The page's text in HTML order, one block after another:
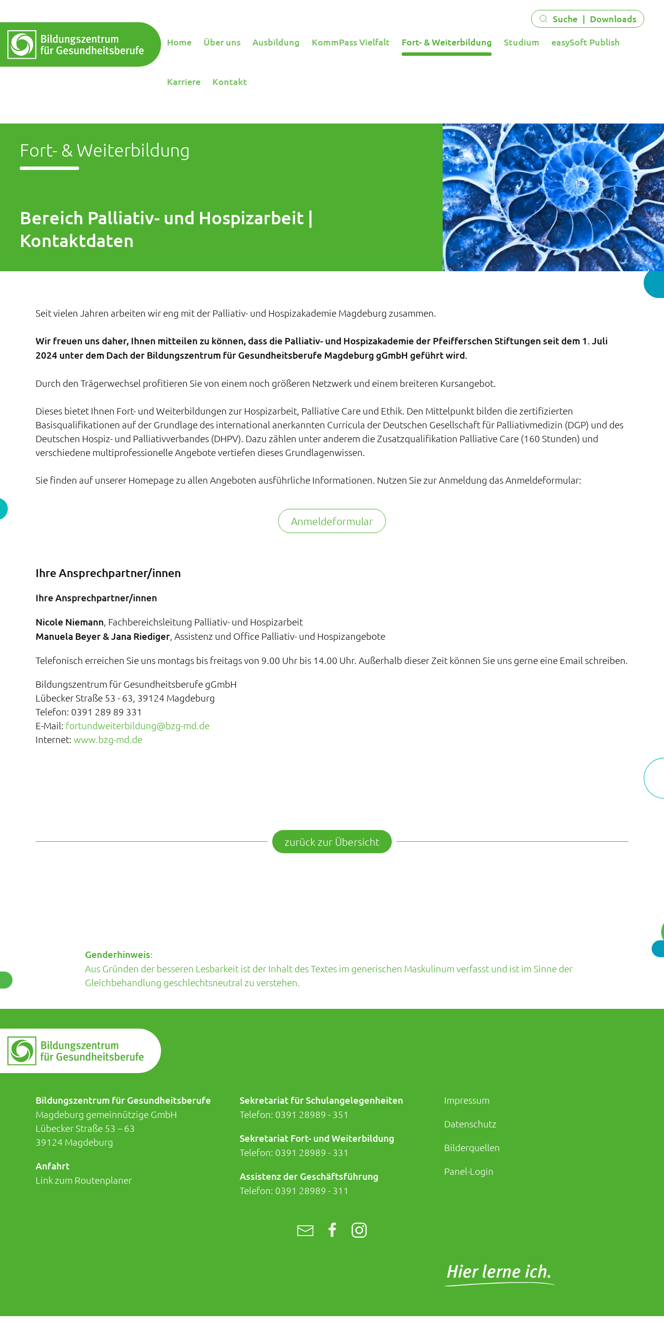
Home Über uns Ausbildung KommPass Vielfalt Fort- & Weiterbildung Studium easySoft Publish
Karriere Kontakt
Suche | Downloads
Fort- & Weiterbildung
Bereich Palliativ- und Hospizarbeit |
Kontaktdaten
Seit vielen Jahren arbeiten wir eng mit der Palliativ- und Hospizakademie Magdeburg zusammen.
Wir freuen uns daher, Ihnen mitteilen zu können, dass die Palliativ- und Hospizakademie der Pfeifferschen Stiftungen seit dem 1. Juli
2024 unter dem Dach der Bildungszentrum für Gesundheitsberufe Magdeburg gGmbH geführt wird.
Durch den Trägerwechsel profitieren Sie von einem noch größeren Netzwerk und einem breiteren Kursangebot.
Dieses bietet Ihnen Fort- und Weiterbildungen zur Hospizarbeit, Palliative Care und Ethik. Den Mittelpunkt bilden die zertifizierten
Basisqualifikationen auf der Grundlage des international anerkannten Curricula der Deutschen Gesellschaft für Palliativmedizin (DGP) und des
Deutschen Hospiz- und Palliativverbandes (DHPV). Dazu zählen unter anderem die Zusatzqualifikation Palliative Care (160 Stunden) und
verschiedene multiprofessionelle Angebote vertiefen dieses Grundlagenwissen.
Sie finden auf unserer Homepage zu allen Angeboten ausführliche Informationen. Nutzen Sie zur Anmeldung das Anmeldeformular:
Anmeldeformular
Ihre Ansprechpartner/innen
Ihre Ansprechpartner/innen
Nicole Niemann , Fachbereichsleitung Palliativ- und Hospizarbeit
Manuela Beyer & Jana Riediger , Assistenz und Office Palliativ- und Hospizangebote
Telefonisch erreichen Sie uns montags bis freitags von 9.00 Uhr bis 14.00 Uhr. Außerhalb dieser Zeit können Sie uns gerne eine Email schreiben.
Bildungszentrum für Gesundheitsberufe gGmbH
Lübecker Straße 53 - 63, 39124 Magdeburg
Telefon: 0391 289 89 331
E-Mail: fortundweiterbildung@bzg-md.de
Internet: www.bzg-md.de
zurück zur Übersicht
Genderhinweis:
Aus Gründen der besseren Lesbarkeit ist der Inhalt des Textes im generischen Maskulinum verfasst und ist im Sinne der
Gleichbehandlung geschlechtsneutral zu verstehen.
Bildungszentrum für Gesundheitsberufe
Magdeburg gemeinnützige GmbH
Lübecker Straße 53 – 63
39124 Magdeburg
Anfahrt
Link zum Routenplaner
Sekretariat für Schulangelegenheiten
Telefon: 0391 28989 - 351
Sekretariat Fort- und Weiterbildung
Telefon: 0391 28989 - 331
Assistenz der Geschäftsführung
Telefon: 0391 28989 - 311
Impressum
Datenschutz
Bilderquellen
Panel-Login